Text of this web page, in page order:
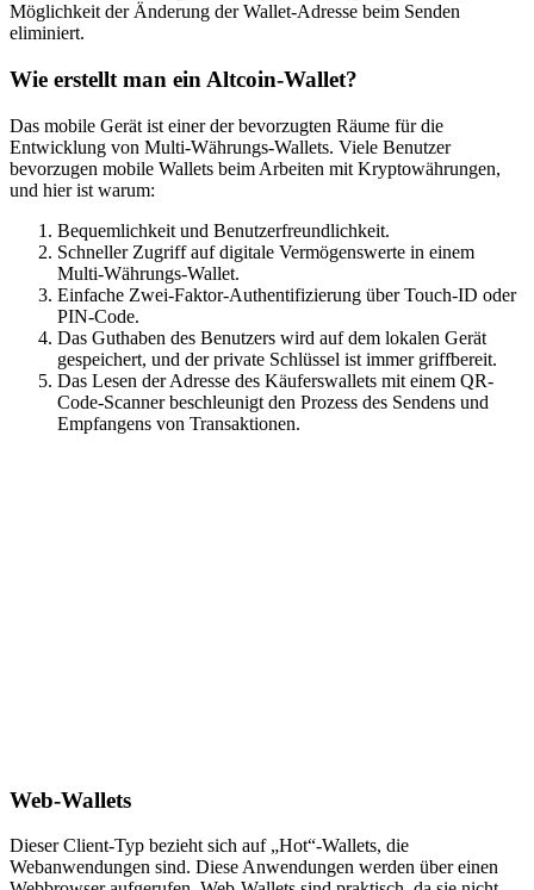
Möglichkeit der Änderung der Wallet-Adresse beim Senden
eliminiert.
Wie erstellt man ein Altcoin-Wallet?
Das mobile Gerät ist einer der bevorzugten Räume für die
Entwicklung von Multi-Währungs-Wallets. Viele Benutzer
bevorzugen mobile Wallets beim Arbeiten mit Kryptowährungen,
und hier ist warum:
Bequemlichkeit und Benutzerfreundlichkeit.
Schneller Zugriff auf digitale Vermögenswerte in einem
Multi-Währungs-Wallet.
Einfache Zwei-Faktor-Authentifizierung über Touch-ID oder
PIN-Code.
Das Guthaben des Benutzers wird auf dem lokalen Gerät
gespeichert, und der private Schlüssel ist immer griffbereit.
Das Lesen der Adresse des Käuferswallets mit einem QR-
Code-Scanner beschleunigt den Prozess des Sendens und
Empfangens von Transaktionen.
Web-Wallets
Dieser Client-Typ bezieht sich auf „Hot“-Wallets, die
Webanwendungen sind. Diese Anwendungen werden über einen